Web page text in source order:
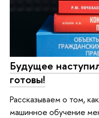
Будущее
готовы!
Рассказываем о том,
машинное обучение